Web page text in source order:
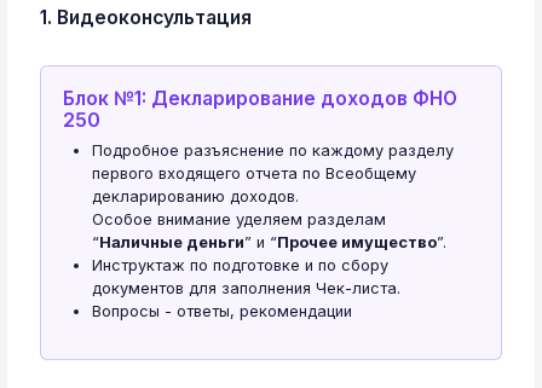
1. Видеоконсультация
Блок №1: Декларирование доходов ФНО
250
Подробное разъяснение по каждому разделу
первого входящего отчета по Всеобщему
декларированию доходов.
Особое внимание уделяем разделам
“Наличные деньги” и “Прочее имущество”.
Инструктаж по подготовке и по сбору
документов для заполнения Чек-листа.
Вопросы - ответы, рекомендации